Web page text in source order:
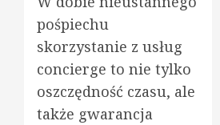
pośpiechu
skorzystanie z usług
concierge to nie tylko
oszczędność czasu, ale
także gwarancja